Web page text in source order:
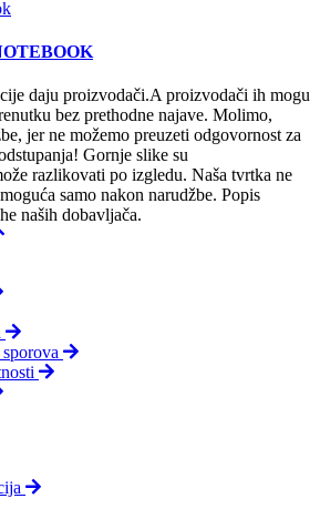
daju proizvodači.A proizvodači ih mogu
bez prethodne najave. Molimo,
jer ne možemo preuzeti odgovornost za
Gornje slike su
razlikovati po izgledu. Naša tvrtka ne
samo nakon narudžbe. Popis
naših dobavljača.